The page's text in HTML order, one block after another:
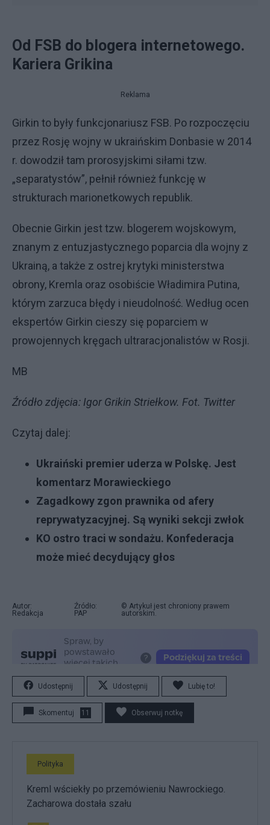
Od FSB do blogera internetowego.
Kariera Grikina
Reklama
Girkin to były funkcjonariusz FSB. Po rozpoczęciu
przez Rosję wojny w ukraińskim Donbasie w 2014
r. dowodził tam prorosyjskimi siłami tzw.
„separatystów”, pełnił również funkcję w
strukturach marionetkowych republik.
Obecnie Girkin jest tzw. blogerem wojskowym,
znanym z entuzjastycznego poparcia dla wojny z
Ukrainą, a także z ostrej krytyki ministerstwa
obrony, Kremla oraz osobiście Władimira Putina,
którym zarzuca błędy i nieudolność. Według ocen
ekspertów Girkin cieszy się poparciem w
prowojennych kręgach ultraracjonalistów w Rosji.
MB
Źródło zdjęcia: Igor Grikin Striełkow. Fot. Twitter
Czytaj dalej:
Ukraiński premier uderza w Polskę. Jest
komentarz Morawieckiego
Zagadkowy zgon prawnika od afery
reprywatyzacyjnej. Są wyniki sekcji zwłok
KO ostro traci w sondażu. Konfederacja
może mieć decydujący głos
Autor:
Redakcja
Źródło:
PAP
© Artykuł jest chroniony prawem
autorskim.
Udostępnij Udostępnij Lubię to!
Skomentuj 11 Obserwuj notkę
Polityka
Kreml wściekły po przemówieniu Nawrockiego.
Zacharowa dostała szału